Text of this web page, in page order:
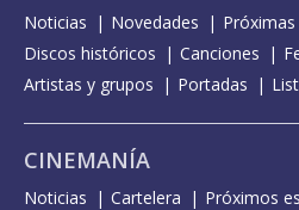
Noticias Novedades
Discos históricos
Canciones
Artistas y grupos
Portadas
CINEMANÍA
Noticias Cartelera Próximos